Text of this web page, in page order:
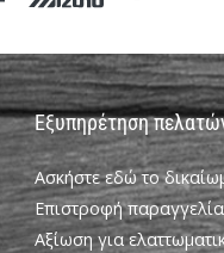
Εξυπηρέτηση
Ασκήστε εδώ το
Επιστροφή
Αξίωση για